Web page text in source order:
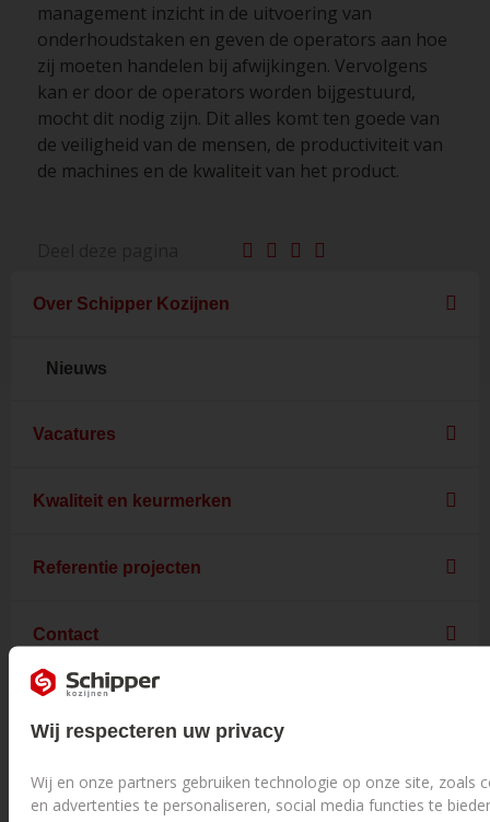
management inzicht in de uitvoering van
onderhoudstaken en geven de operators aan hoe
zij moeten handelen bij afwijkingen. Vervolgens
kan er door de operators worden bijgestuurd,
mocht dit nodig zijn. Dit alles komt ten goede van
de veiligheid van de mensen, de productiviteit van
de machines en de kwaliteit van het product.
Over Schipper Kozijnen
Nieuws
Vacatures
Kwaliteit en keurmerken
Referentie projecten
Contact
Onze klanten geven ons een
Wij respecteren uw privacy
Wij en onze partners gebruiken technologie op onze site, zoals
en advertenties te personaliseren, social media functies te